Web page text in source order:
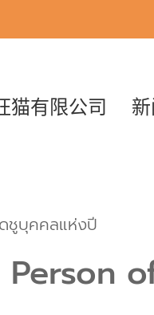
猫有限公司
ชูบุคคลแห่งปี